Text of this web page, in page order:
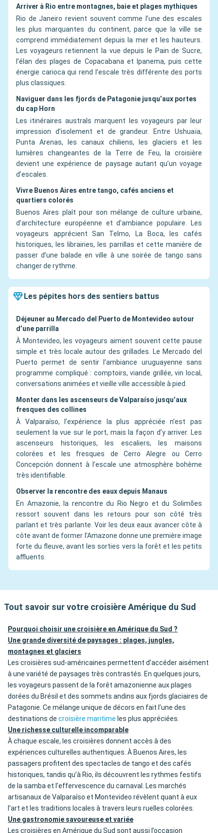
Arriver à Rio entre montagnes, baie et plages mythiques
Rio de Janeiro revient souvent comme l’une des escales
les plus marquantes du continent, parce que la ville se
comprend immédiatement depuis la mer et les hauteurs.
Les voyageurs retiennent la vue depuis le Pain de Sucre,
l’élan des plages de Copacabana et Ipanema, puis cette
énergie carioca qui rend l’escale très différente des ports
plus classiques.
Naviguer dans les fjords de Patagonie jusqu’aux portes
du cap Horn
Les itinéraires australs marquent les voyageurs par leur
impression d’isolement et de grandeur. Entre Ushuaïa,
Punta Arenas, les canaux chiliens, les glaciers et les
lumières changeantes de la Terre de Feu, la croisière
devient une expérience de paysage autant qu’un voyage
d’escales.
Vivre Buenos Aires entre tango, cafés anciens et
quartiers colorés
Buenos Aires plaît pour son mélange de culture urbaine,
d’architecture européenne et d’ambiance populaire. Les
voyageurs apprécient San Telmo, La Boca, les cafés
historiques, les librairies, les parrillas et cette manière de
passer d’une balade en ville à une soirée de tango sans
changer de rythme.
Les pépites hors des sentiers battus
Déjeuner au Mercado del Puerto de Montevideo autour
d’une parrilla
À Montevideo, les voyageurs aiment souvent cette pause
simple et très locale autour des grillades. Le Mercado del
Puerto permet de sentir l’ambiance uruguayenne sans
programme compliqué : comptoirs, viande grillée, vin local,
conversations animées et vieille ville accessible à pied.
Monter dans les ascenseurs de Valparaíso jusqu’aux
fresques des collines
À Valparaíso, l’expérience la plus appréciée n’est pas
seulement la vue sur le port, mais la façon d’y arriver. Les
ascenseurs historiques, les escaliers, les maisons
colorées et les fresques de Cerro Alegre ou Cerro
Concepción donnent à l’escale une atmosphère bohème
très identifiable.
Observer la rencontre des eaux depuis Manaus
En Amazonie, la rencontre du Rio Negro et du Solimões
ressort souvent dans les retours pour son côté très
parlant et très parlante. Voir les deux eaux avancer côte à
côte avant de former l’Amazone donne une première image
forte du fleuve, avant les sorties vers la forêt et les petits
affluents.
Tout savoir sur votre croisière Amérique du Sud
Pourquoi choisir une croisière en Amérique du Sud ?
Une grande diversité de paysages : plages, jungles,
montagnes et glaciers
Les croisières sud-américaines permettent d’accéder aisément
à une variété de paysages très contrastés. En quelques jours,
les voyageurs passent de la forêt amazonienne aux plages
dorées du Brésil et des sommets andins aux fjords glaciaires de
Patagonie. Ce mélange unique de décors en fait l’une des
destinations de croisière maritime les plus appréciées.
Une richesse culturelle incomparable
À chaque escale, les croisières donnent accès à des
expériences culturelles authentiques. À Buenos Aires, les
passagers profitent des spectacles de tango et des cafés
historiques, tandis qu’à Rio, ils découvrent les rythmes festifs
de la samba et l’effervescence du carnaval. Les marchés
artisanaux de Valparaíso et Montevideo révèlent quant à eux
l’art et les traditions locales à travers leurs ruelles colorées.
Une gastronomie savoureuse et variée
Les croisières en Amérique du Sud sont aussi l’occasion